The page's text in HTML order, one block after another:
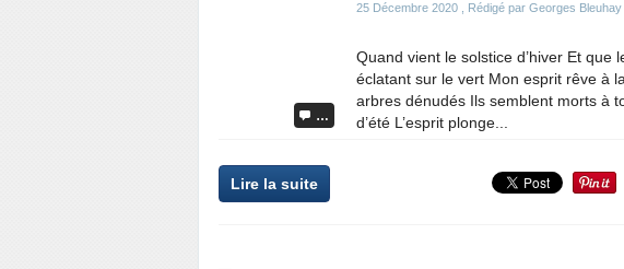
…
25 Décembre 2020 , Rédigé par Georges Bleuhay
Quand vient le solstice d’hiver Et que
éclatant sur le vert Mon esprit rêve à
arbres dénudés Ils semblent morts à
d’été L’esprit plonge...
Lire la suite